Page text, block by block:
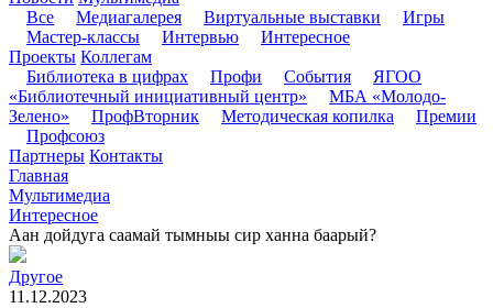
Все
Медиагалерея Виртуальные выставки
Игры
Мастер-классы
Интервью
Интересное
Проекты Коллегам
Библиотека в цифрах
Профи События
ЯГОО
«Библиотечный инициативный центр»
МБА «Молодо-
Зелено»
ПрофВторник Методическая копилка
Премии
Профсоюз
Партнеры Контакты
Главная
Мультимедиа
Интересное
Аан дойдуга саамай тымныы сир ханна баарый?
Другое
11.12.2023